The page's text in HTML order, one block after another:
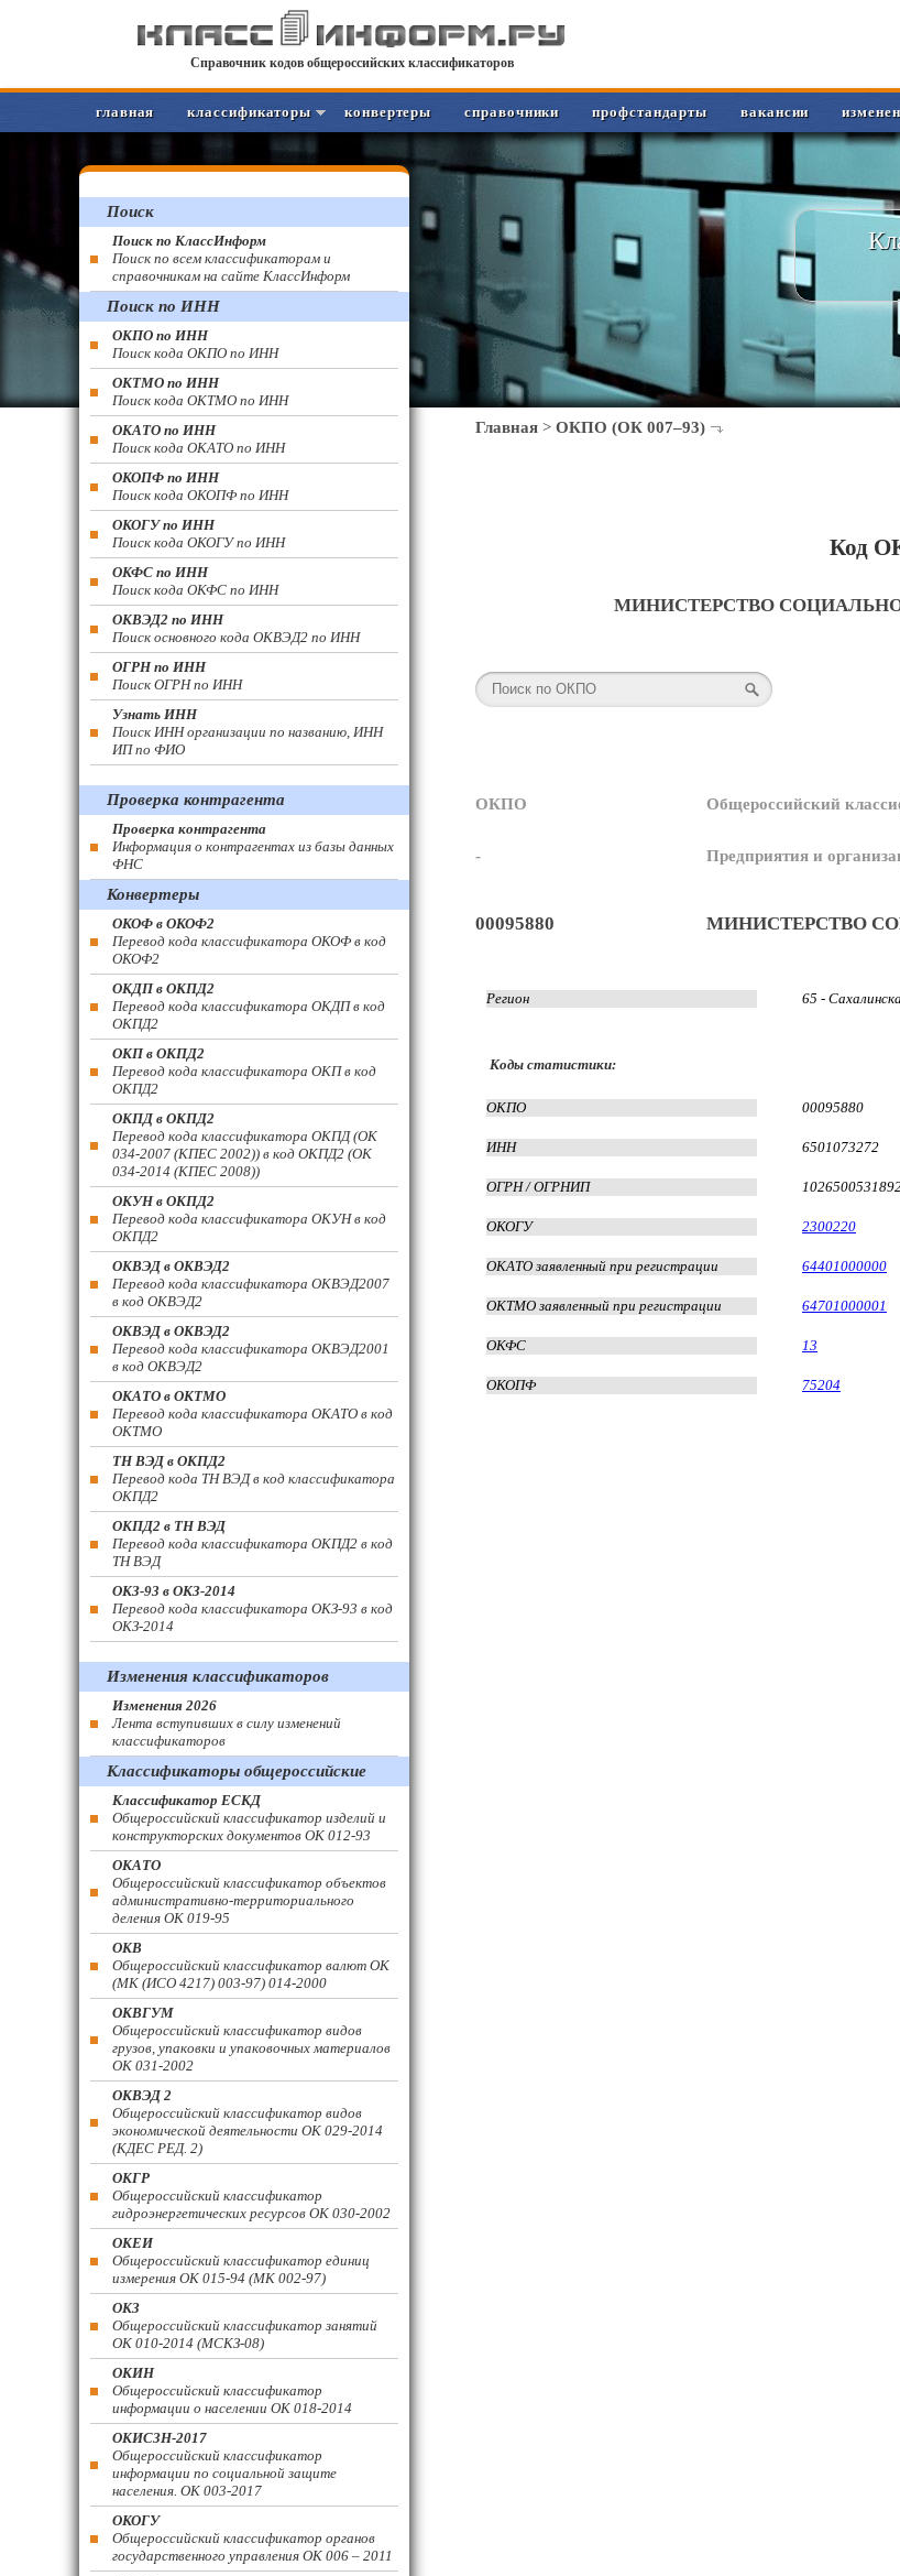
Справочник кодов общероссийских классификаторов
главная классификаторы конвертеры справочники профстандарты вакансии
Главная > ОКПО (ОК 007–93)
Код
МИНИСТЕРСТВО
ОКПО Общероссийский
- Предприятия и
00095880 МИНИСТЕРСТВО
Регион 65 -
Коды статистики:
ОКПО 00095880
ИНН 6501073272
ОГРН / ОГРНИП
ОКОГУ 2300220
ОКАТО заявленный при регистрации 64401000000
ОКТМО заявленный при регистрации 64701000001
ОКФС 13
ОКОПФ 75204
Поиск
Поиск по КлассИнформ
Поиск по всем классификаторам и
справочникам на сайте КлассИнформ
Поиск по ИНН
ОКПО по ИНН
Поиск кода ОКПО по ИНН
ОКТМО по ИНН
Поиск кода ОКТМО по ИНН
ОКАТО по ИНН
Поиск кода ОКАТО по ИНН
ОКОПФ по ИНН
Поиск кода ОКОПФ по ИНН
ОКОГУ по ИНН
Поиск кода ОКОГУ по ИНН
ОКФС по ИНН
Поиск кода ОКФС по ИНН
ОКВЭД2 по ИНН
Поиск основного кода ОКВЭД2 по ИНН
ОГРН по ИНН
Поиск ОГРН по ИНН
Узнать ИНН
Поиск ИНН организации по названию, ИНН
ИП по ФИО
Проверка контрагента
Проверка контрагента
Информация о контрагентах из базы данных
ФНС
Конвертеры
ОКОФ в ОКОФ2
Перевод кода классификатора ОКОФ в код
ОКОФ2
ОКДП в ОКПД2
Перевод кода классификатора ОКДП в код
ОКПД2
ОКП в ОКПД2
Перевод кода классификатора ОКП в код
ОКПД2
ОКПД в ОКПД2
Перевод кода классификатора ОКПД (ОК
034-2007 (КПЕС 2002)) в код ОКПД2 (ОК
034-2014 (КПЕС 2008))
ОКУН в ОКПД2
Перевод кода классификатора ОКУН в код
ОКПД2
ОКВЭД в ОКВЭД2
Перевод кода классификатора ОКВЭД2007
в код ОКВЭД2
ОКВЭД в ОКВЭД2
Перевод кода классификатора ОКВЭД2001
в код ОКВЭД2
ОКАТО в ОКТМО
Перевод кода классификатора ОКАТО в код
ОКТМО
ТН ВЭД в ОКПД2
Перевод кода ТН ВЭД в код классификатора
ОКПД2
ОКПД2 в ТН ВЭД
Перевод кода классификатора ОКПД2 в код
ТН ВЭД
ОКЗ-93 в ОКЗ-2014
Перевод кода классификатора ОКЗ-93 в код
ОКЗ-2014
Изменения классификаторов
Изменения 2026
Лента вступивших в силу изменений
классификаторов
Классификаторы общероссийские
Классификатор ЕСКД
Общероссийский классификатор изделий и
конструкторских документов ОК 012-93
ОКАТО
Общероссийский классификатор объектов
административно-территориального
деления ОК 019-95
ОКВ
Общероссийский классификатор валют ОК
(МК (ИСО 4217) 003-97) 014-2000
ОКВГУМ
Общероссийский классификатор видов
грузов, упаковки и упаковочных материалов
ОК 031-2002
ОКВЭД 2
Общероссийский классификатор видов
экономической деятельности ОК 029-2014
(КДЕС РЕД. 2)
ОКГР
Общероссийский классификатор
гидроэнергетических ресурсов ОК 030-2002
ОКЕИ
Общероссийский классификатор единиц
измерения ОК 015-94 (МК 002-97)
ОКЗ
Общероссийский классификатор занятий
ОК 010-2014 (МСКЗ-08)
ОКИН
Общероссийский классификатор
информации о населении ОК 018-2014
ОКИСЗН-2017
Общероссийский классификатор
информации по социальной защите
населения. ОК 003-2017
ОКОГУ
Общероссийский классификатор органов
государственного управления ОК 006 – 2011